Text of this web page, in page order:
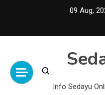
09 Aug,
Info Sedayu